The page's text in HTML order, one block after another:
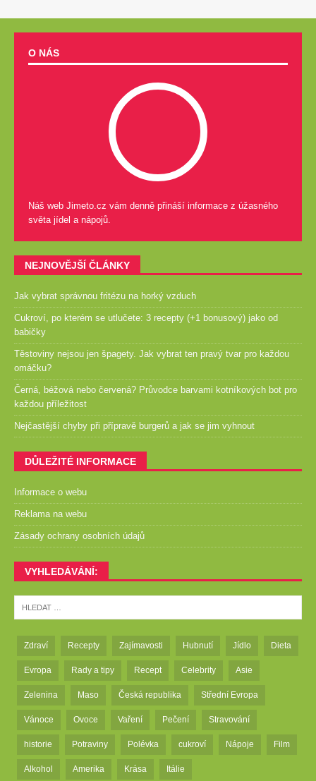
O NÁS
Náš web Jimeto.cz vám denně přináší informace z úžasného
světa jídel a nápojů.
NEJNOVĚJŠÍ ČLÁNKY
Jak vybrat správnou fritézu na horký vzduch
Cukroví, po kterém se utlučete: 3 recepty (+1 bonusový) jako od
babičky
Těstoviny nejsou jen špagety. Jak vybrat ten pravý tvar pro každou
omáčku?
Černá, béžová nebo červená? Průvodce barvami kotníkových bot pro
každou příležitost
Nejčastější chyby při přípravě burgerů a jak se jim vyhnout
DŮLEŽITÉ INFORMACE
Informace o webu
Reklama na webu
Zásady ochrany osobních údajů
VYHLEDÁVÁNÍ:
Zdraví Recepty Zajímavosti Hubnutí Jídlo Dieta
Evropa Rady a tipy Recept Celebrity Asie
Zelenina Maso Česká republika Střední Evropa
Vánoce Ovoce Vaření Pečení Stravování
historie Potraviny Polévka cukroví Nápoje Film
Alkohol Amerika Krása Itálie